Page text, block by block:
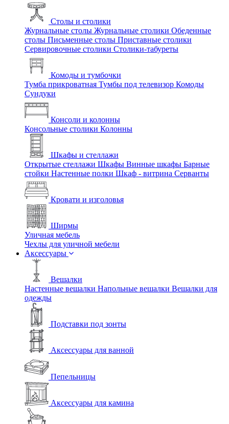
Столы и столики
Журнальные столы Журнальные столики Обеденные
столы Письменные столы Приставные столики
Сервировочные столики Столики-табуреты
Комоды и тумбочки
Тумба прикроватная Тумбы под телевизор Комоды
Сундуки
Консоли и колонны
Консольные столики Колонны
Шкафы и стеллажи
Открытые стеллажи Шкафы Винные шкафы Барные
стойки Настенные полки Шкаф - витрина Серванты
Кровати и изголовья
Ширмы
Уличная мебель
Чехлы для уличной мебели
Аксессуары
Вешалки
Настенные вешалки Напольные вешалки Вешалки для
одежды
Подставки под зонты
Аксессуары для ванной
Пепельницы
Аксессуары для камина